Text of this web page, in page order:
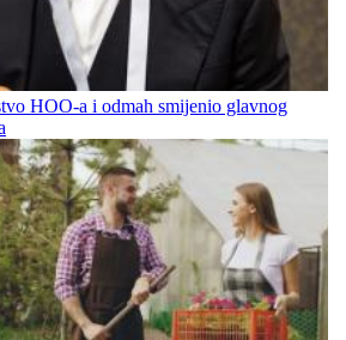
HOO-a i odmah smijenio glavnog